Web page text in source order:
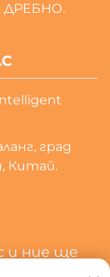
ДРЕБНО.
град
Китай.
и ние ще